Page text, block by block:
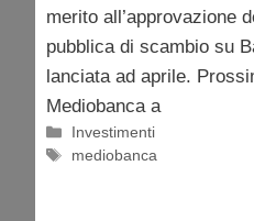
merito all’approvazione
pubblica di scambio su
lanciata ad aprile.
Mediobanca a
Categorie
Investimenti
Tag
mediobanca